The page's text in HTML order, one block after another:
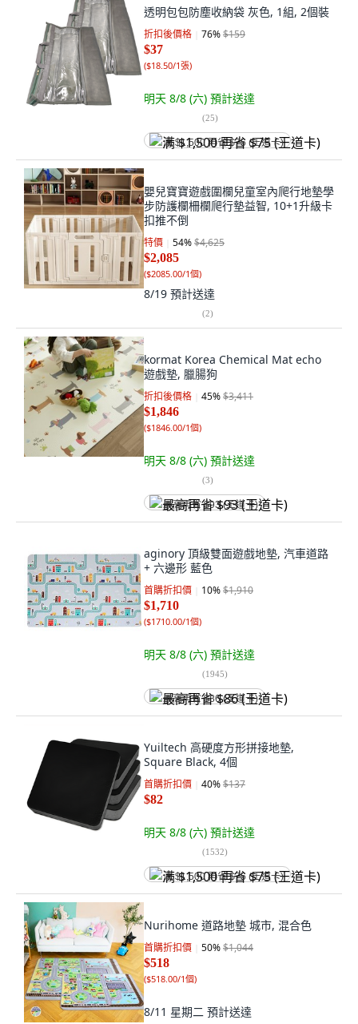
透明包包防塵收納袋 灰色, 1組, 2個裝
折扣後價格 76%$159
$37
($18.50/1張)
明天 8/8 (六) 預計送達
(25)
满 $1,500 再省 $75 (王道卡)
嬰兒寶寶遊戲圍欄兒童室內爬行地墊學
步防護欄柵欄爬行墊益智, 10+1升級卡
扣推不倒
特價 54%$4,625
$2,085
($2085.00/1個)
8/19 預計送達
(2)
kormat Korea Chemical Mat echo
遊戲墊, 臘腸狗
折扣後價格 45%$3,411
$1,846
($1846.00/1個)
明天 8/8 (六) 預計送達
(3)
最高再省 $93 (王道卡)
aginory 頂級雙面遊戲地墊, 汽車道路
+ 六邊形 藍色
首購折扣價 10%$1,910
$1,710
($1710.00/1個)
明天 8/8 (六) 預計送達
(1945)
最高再省 $86 (王道卡)
Yuiltech 高硬度方形拼接地墊,
‎Square Black‎, 4個
首購折扣價 40%$137
$82
明天 8/8 (六) 預計送達
(1532)
满 $1,500 再省 $75 (王道卡)
Nurihome 道路地墊 城市, 混合色
首購折扣價 50%$1,044
$518
($518.00/1個)
8/11 星期二 預計送達